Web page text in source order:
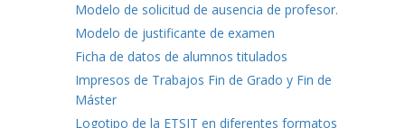
Modelo de solicitud de ausencia de profesor.
Modelo de justificante de examen
Ficha de datos de alumnos titulados
Impresos de Trabajos Fin de Grado y Fin de
Máster
Logotipo de la ETSIT en diferentes formatos